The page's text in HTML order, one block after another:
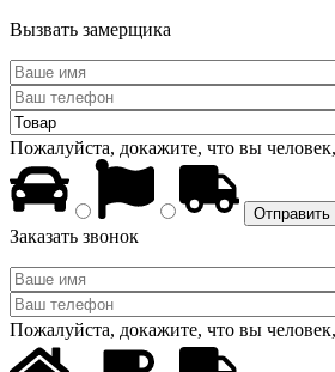
Вызвать замерщика
Пожалуйста, докажите, что вы
Заказать звонок
Пожалуйста, докажите, что вы